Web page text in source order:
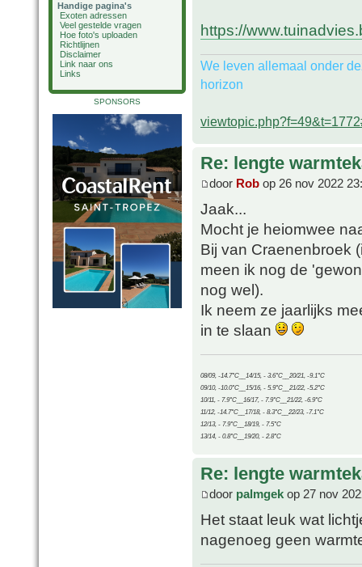
Handige pagina's
Exoten adressen
Veel gestelde vragen
Hoe foto's uploaden
Richtlijnen
Disclaimer
Link naar ons
Links
SPONSORS
https://
We leven allemaal onder
horizon
Re: lengte
door Rob op 26 nov 2022
Jaak...
Mocht je heiomwee
Bij van Craenenbroek
meen ik nog de
nog wel).
Ik neem ze jaarlijks
in te slaan
08/09, -14.7°C__14/15, - 3.6°C__20/21, -9.1°C
09/10, -10.0°C__15/16, - 5.9°C__21/22, -5.2°C
10/11, - 7.9°C__16/17, - 7.9°C__21/22, -6.9°C
11/12, -14.7°C__17/18, - 8.3°C__22/23, -7.1°C
12/13, - 7.9°C__18/19, - 7.5°C
13/14, - 0.8°C__19/20, - 2.8°C
Re: lengte
door palmgek op 27 nov
Het staat leuk wat
nagenoeg geen